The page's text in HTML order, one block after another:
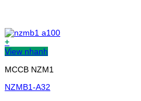
+
View nhanh
MCCB NZM1
NZMB1-A32